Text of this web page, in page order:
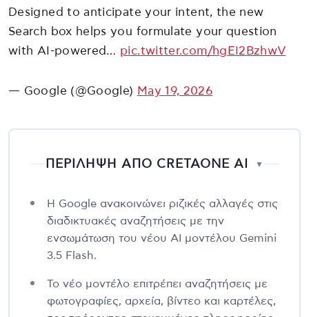
Designed to anticipate your intent, the new
Search box helps you formulate your question
with AI-powered… pic.twitter.com/hgEI2BzhwV
— Google (@Google) May 19, 2026
ΠΕΡΙΛΗΨΗ ΑΠΟ CRETAONE AI ▼
Η Google ανακοινώνει ριζικές αλλαγές στις
διαδικτυακές αναζητήσεις με την
ενσωμάτωση του νέου AI μοντέλου Gemini
3.5 Flash.
Το νέο μοντέλο επιτρέπει αναζητήσεις με
φωτογραφίες, αρχεία, βίντεο και καρτέλες,